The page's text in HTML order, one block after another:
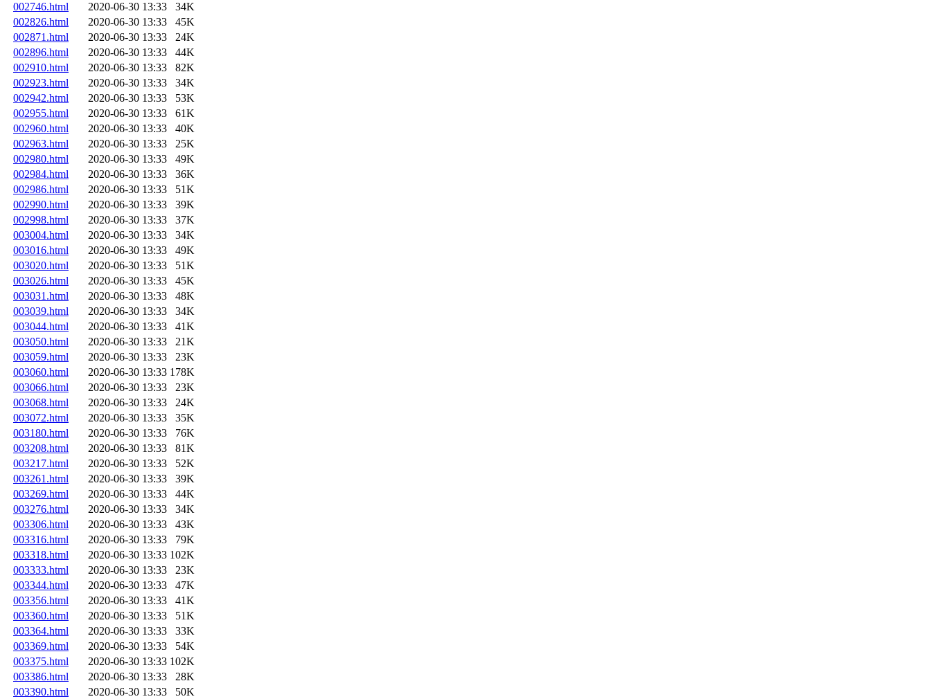
002746.html
2020-06-30 13:33
34K
002826.html
2020-06-30 13:33
45K
002871.html
2020-06-30 13:33
24K
002896.html
2020-06-30 13:33
44K
002910.html
2020-06-30 13:33
82K
002923.html
2020-06-30 13:33
34K
002942.html
2020-06-30 13:33
53K
002955.html
2020-06-30 13:33
61K
002960.html
2020-06-30 13:33
40K
002963.html
2020-06-30 13:33
25K
002980.html
2020-06-30 13:33
49K
002984.html
2020-06-30 13:33
36K
002986.html
2020-06-30 13:33
51K
002990.html
2020-06-30 13:33
39K
002998.html
2020-06-30 13:33
37K
003004.html
2020-06-30 13:33
34K
003016.html
2020-06-30 13:33
49K
003020.html
2020-06-30 13:33
51K
003026.html
2020-06-30 13:33
45K
003031.html
2020-06-30 13:33
48K
003039.html
2020-06-30 13:33
34K
003044.html
2020-06-30 13:33
41K
003050.html
2020-06-30 13:33
21K
003059.html
2020-06-30 13:33
23K
003060.html
2020-06-30 13:33 178K
003066.html
2020-06-30 13:33
23K
003068.html
2020-06-30 13:33
24K
003072.html
2020-06-30 13:33
35K
003180.html
2020-06-30 13:33
76K
003208.html
2020-06-30 13:33
81K
003217.html
2020-06-30 13:33
52K
003261.html
2020-06-30 13:33
39K
003269.html
2020-06-30 13:33
44K
003276.html
2020-06-30 13:33
34K
003306.html
2020-06-30 13:33
43K
003316.html
2020-06-30 13:33
79K
003318.html
2020-06-30 13:33 102K
003333.html
2020-06-30 13:33
23K
003344.html
2020-06-30 13:33
47K
003356.html
2020-06-30 13:33
41K
003360.html
2020-06-30 13:33
51K
003364.html
2020-06-30 13:33
33K
003369.html
2020-06-30 13:33
54K
003375.html
2020-06-30 13:33 102K
003386.html
2020-06-30 13:33
28K
003390.html
2020-06-30 13:33
50K